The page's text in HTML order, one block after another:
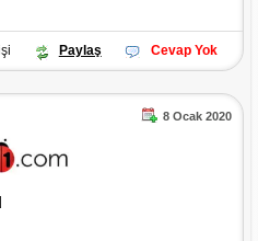
Paylaş Cevap Yok
8 Ocak 2020